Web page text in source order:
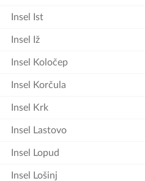
Insel Ist
Insel Iž
Insel Koločep
Insel Korčula
Insel Krk
Insel Lastovo
Insel Lopud
Insel Lošinj